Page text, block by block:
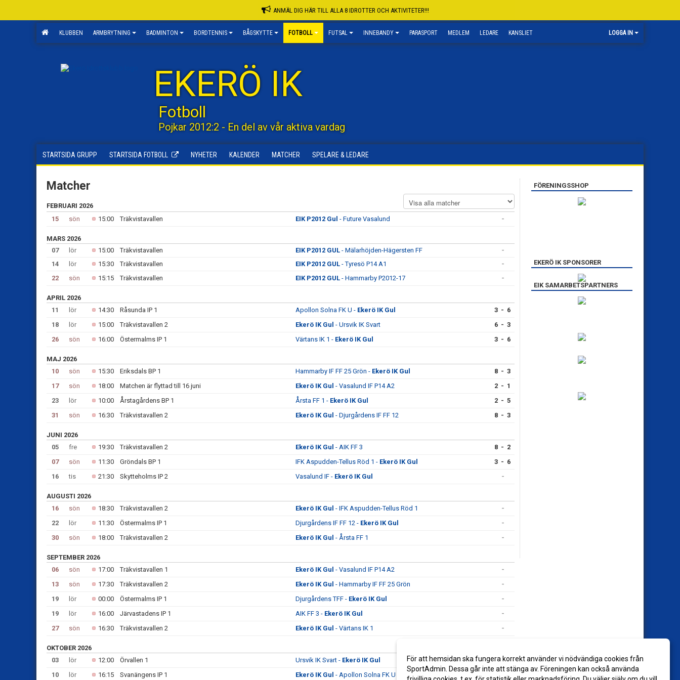
ANMÄL DIG HÄR TILL ALLA 8 IDROTTER OCH AKTIVITETER!!!
KLUBBEN ARMBRYTNING BADMINTON BORDTENNIS BÅGSKYTTE FOTBOLL FUTSAL INNEBANDY PARASPORT MEDLEM LEDARE KANSLIET LOGGA IN
EKERÖ IK
Fotboll
Pojkar 2012:2 - En del av vår aktiva vardag
STARTSIDA GRUPP STARTSIDA FOTBOLL NYHETER KALENDER MATCHER SPELARE & LEDARE
Matcher
FEBRUARI 2026
15
sön 15:00Träkvistavallen EIK P2012 Gul - Future Vasalund -
MARS 2026
07
lör 15:00Träkvistavallen EIK P2012 GUL - Mälarhöjden-Hägersten FF
-
14
lör 15:30Träkvistavallen EIK P2012 GUL - Tyresö P14 A1
-
22
sön 15:15Träkvistavallen EIK P2012 GUL - Hammarby P2012-17 -
APRIL 2026
11
lör 14:30 Råsunda IP 1 Apollon Solna FK U - Ekerö IK Gul
3 - 6
18
lör 15:00Träkvistavallen 2 Ekerö IK Gul - Ursvik IK Svart
6 - 3
26
sön 16:00 Östermalms IP 1 Värtans IK 1 - Ekerö IK Gul 3 - 6
MAJ 2026
10
sön 15:30 Eriksdals BP 1 Hammarby IF FF 25 Grön - Ekerö IK Gul
8 - 3
17
sön 18:00 Matchen är flyttad till 16 juni Ekerö IK Gul - Vasalund IF P14 A2
2 - 1
23
lör 10:00 Årstagårdens BP 1 Årsta FF 1 - Ekerö IK Gul
2 - 5
31
sön 16:30Träkvistavallen 2 Ekerö IK Gul - Djurgårdens IF FF 12 8 - 3
JUNI 2026
05
fre 19:30Träkvistavallen 2 Ekerö IK Gul - AIK FF 3
8 - 2
07
sön 11:30 Gröndals BP 1 IFK Aspudden-Tellus Röd 1 - Ekerö IK Gul
3 - 6
16
tis 21:30 Skytteholms IP 2 Vasalund IF - Ekerö IK Gul -
AUGUSTI 2026
16
sön 18:30Träkvistavallen 2 Ekerö IK Gul - IFK Aspudden-Tellus Röd 1
-
22
lör 11:30 Östermalms IP 1 Djurgårdens IF FF 12 - Ekerö IK Gul
-
30
sön 18:00Träkvistavallen 2 Ekerö IK Gul - Årsta FF 1 -
SEPTEMBER 2026
06
sön 17:00Träkvistavallen 1 Ekerö IK Gul - Vasalund IF P14 A2
-
13
sön 17:30Träkvistavallen 2 Ekerö IK Gul - Hammarby IF FF 25 Grön
-
19
lör 00:00 Östermalms IP 1 Djurgårdens TFF - Ekerö IK Gul
-
19
lör 16:00 Järvastadens IP 1 AIK FF 3 - Ekerö IK Gul
-
27
sön 16:30Träkvistavallen 2 Ekerö IK Gul - Värtans IK 1 -
OKTOBER 2026
03
lör 12:00 Örvallen 1 Ursvik IK Svart - Ekerö IK Gul
-
10
lör 16:15 Svanängens IP 1 Ekerö IK Gul - Apollon Solna FK U -
FÖRENINGSSHOP
EKERÖ IK SPONSORER
EIK SAMARBETSPARTNERS
För att hemsidan ska fungera korrekt använder vi nödvändiga cookies från
SportAdmin. Dessa går inte att stänga av. Föreningen kan också använda